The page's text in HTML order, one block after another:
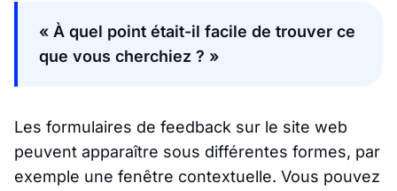
« À quel point était-il facile de trouver ce
que vous cherchiez ? »
Les formulaires de feedback sur le site web
peuvent apparaître sous différentes formes, par
exemple une fenêtre contextuelle. Vous pouvez